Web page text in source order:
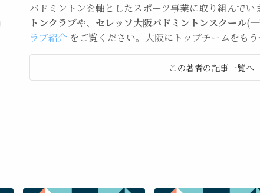
バドミントンを軸としたスポーツ事業に取り組んでい
トンクラブや、 セレッソ大阪バドミントンスクール(
ラブ紹介 をご覧ください。大阪にトップチームをもう
この著者の記事一覧へ